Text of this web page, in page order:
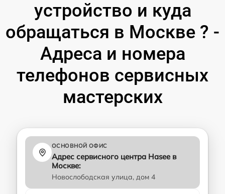
устройство и куда
обращаться в Москве ? -
Адреса и номера
телефонов сервисных
мастерских
ОСНОВНОЙ ОФИС
Адрес сервисного центра Hasee в
Москве:
Новослободская улица, дом 4